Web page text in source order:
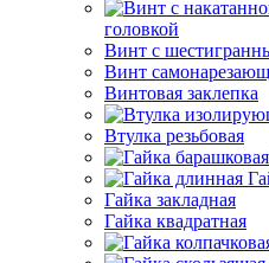
головкой
Винт с
Винт
Винтовая заклепка
Втулка резьбовая
Гайка закладная
Гайка квадратная